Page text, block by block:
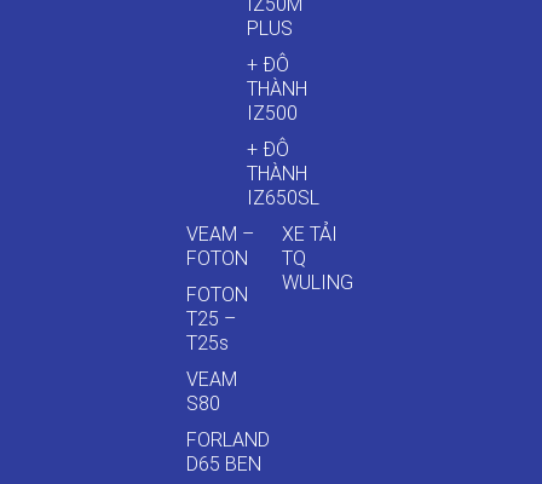
PLUS
+ ĐÔ
THÀNH
IZ500
+ ĐÔ
THÀNH
IZ650SL
VEAM –
FOTON
FOTON
T25 –
T25s
VEAM
S80
FORLAND
D65 BEN
XE TẢI
TQ
WULING